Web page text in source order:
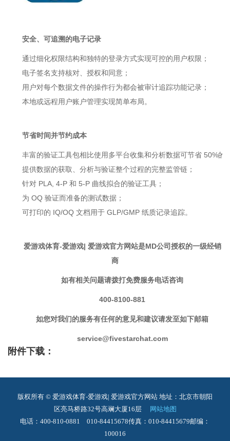
安全、可追溯的电子记录
通过细化权限结构和独特的登录方式实现可控的用户权限；
电子签名支持核对、授权和同意；
用户对每个数据文件的操作行为都会被审计追踪功能记录；
本地或远程用户账户管理实现简单布局。
节省时间并节约成本
丰富的验证工具包相比使用多平台收集和分析数据可节省 50%的
提供数据的获取、分析与验证整个过程的完整监管链；
针对 PLA, 4-P 和 5-P 曲线拟合的验证工具；
为 OQ 验证而准备的测试数据；
可打印的 IQ/OQ 文档用于 GLP/GMP 纸质记录追踪。
爱游戏体育-爱游戏| 爱游戏官方网站是MD公司授权的一级经销
商
如有相关问题请拨打免费服务电话咨询
400-8100-881
如您对我们的服务有任何的意见和建议请发至如下邮箱
service@fivestarchat.com
附件下载：
版权所有 © 爱游戏体育-爱游戏| 爱游戏官方网站 地址：北京市朝阳
区亮马桥路32号高斓大厦16层
网站地图
电话：400-810-0881 010-84415678传真：010-84415679邮编：
100016